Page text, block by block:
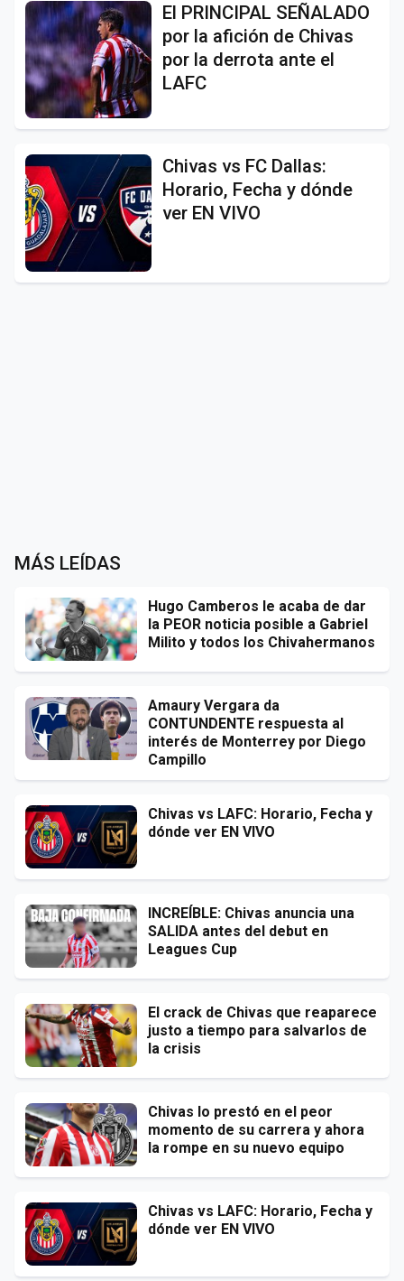
El PRINCIPAL SEÑALADO
por la afición de Chivas
por la derrota ante el
LAFC
Chivas vs FC Dallas:
Horario, Fecha y dónde
ver EN VIVO
MÁS LEÍDAS
Hugo Camberos le acaba de dar
la PEOR noticia posible a Gabriel
Milito y todos los Chivahermanos
Amaury Vergara da
CONTUNDENTE respuesta al
interés de Monterrey por Diego
Campillo
Chivas vs LAFC: Horario, Fecha y
dónde ver EN VIVO
INCREÍBLE: Chivas anuncia una
SALIDA antes del debut en
Leagues Cup
El crack de Chivas que reaparece
justo a tiempo para salvarlos de
la crisis
Chivas lo prestó en el peor
momento de su carrera y ahora
la rompe en su nuevo equipo
Chivas vs LAFC: Horario, Fecha y
dónde ver EN VIVO